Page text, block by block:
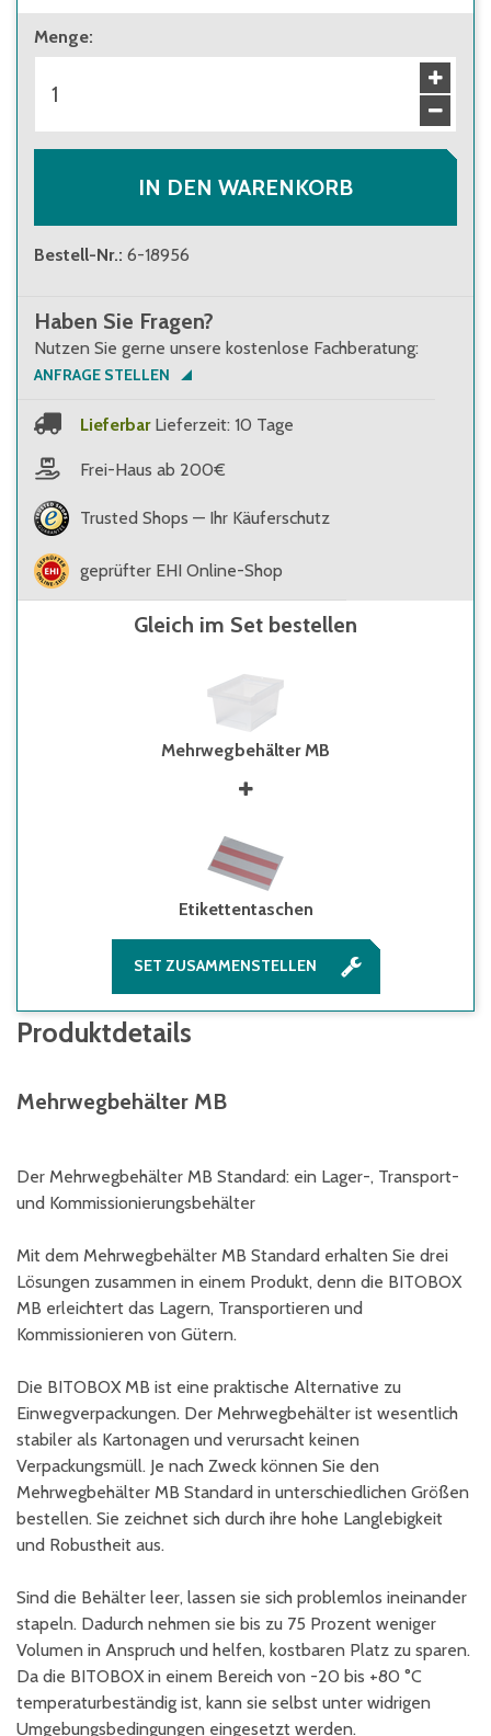
Menge:
IN DEN WARENKORB
Bestell-Nr.: 6-18956
Haben Sie Fragen?
Nutzen Sie gerne unsere kostenlose Fachberatung:
ANFRAGE STELLEN
Lieferbar Lieferzeit: 10 Tage
Frei-Haus ab 200€
Trusted Shops — Ihr Käuferschutz
geprüfter EHI Online-Shop
Gleich im Set bestellen
Mehrwegbehälter MB
Etikettentaschen
SET ZUSAMMENSTELLEN
Produktdetails
Mehrwegbehälter MB
Der Mehrwegbehälter MB Standard: ein Lager-, Transport-
und Kommissionierungsbehälter
Mit dem Mehrwegbehälter MB Standard erhalten Sie drei
Lösungen zusammen in einem Produkt, denn die BITOBOX
MB erleichtert das Lagern, Transportieren und
Kommissionieren von Gütern.
Die BITOBOX MB ist eine praktische Alternative zu
Einwegverpackungen. Der Mehrwegbehälter ist wesentlich
stabiler als Kartonagen und verursacht keinen
Verpackungsmüll. Je nach Zweck können Sie den
Mehrwegbehälter MB Standard in unterschiedlichen Größen
bestellen. Sie zeichnet sich durch ihre hohe Langlebigkeit
und Robustheit aus.
Sind die Behälter leer, lassen sie sich problemlos ineinander
stapeln. Dadurch nehmen sie bis zu 75 Prozent weniger
Volumen in Anspruch und helfen, kostbaren Platz zu sparen.
Da die BITOBOX in einem Bereich von -20 bis +80 °C
temperaturbeständig ist, kann sie selbst unter widrigen
Umgebungsbedingungen eingesetzt werden.